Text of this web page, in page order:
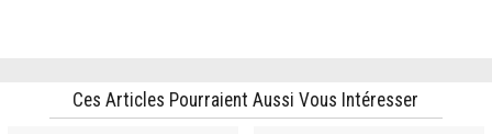
Ces Articles Pourraient Aussi Vous Intéresser